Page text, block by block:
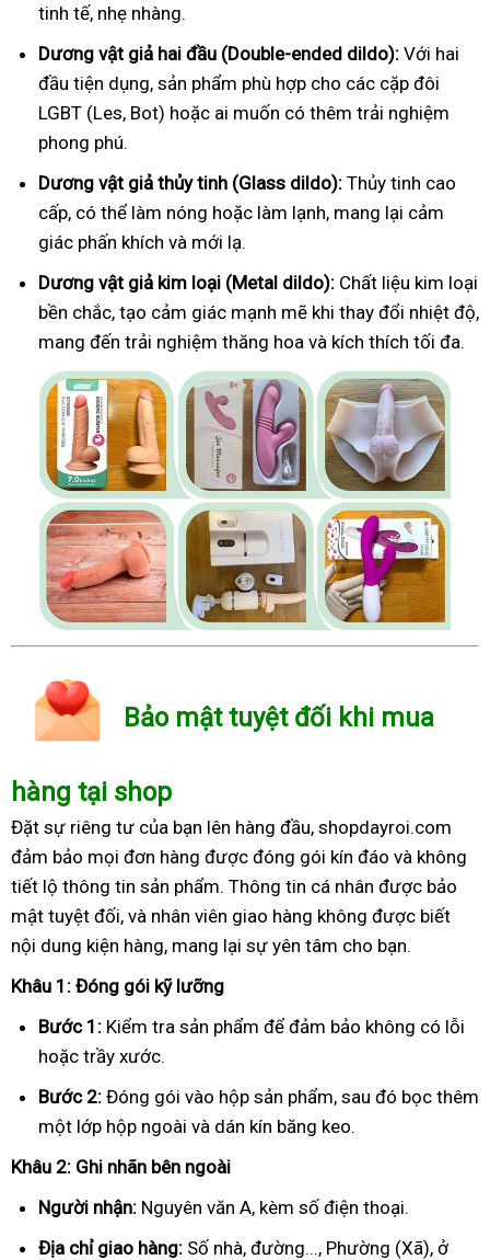
tinh tế, nhẹ nhàng.
Dương vật giả hai đầu (Double-ended dildo): Với hai
đầu tiện dụng, sản phẩm phù hợp cho các cặp đôi
LGBT (Les, Bot) hoặc ai muốn có thêm trải nghiệm
phong phú.
Dương vật giả thủy tinh (Glass dildo): Thủy tinh cao
cấp, có thể làm nóng hoặc làm lạnh, mang lại cảm
giác phấn khích và mới lạ.
Dương vật giả kim loại (Metal dildo): Chất liệu kim loại
bền chắc, tạo cảm giác mạnh mẽ khi thay đổi nhiệt độ,
mang đến trải nghiệm thăng hoa và kích thích tối đa.
Bảo mật tuyệt đối khi mua
hàng tại shop
Đặt sự riêng tư của bạn lên hàng đầu, shopdayroi.com
đảm bảo mọi đơn hàng được đóng gói kín đáo và không
tiết lộ thông tin sản phẩm. Thông tin cá nhân được bảo
mật tuyệt đối, và nhân viên giao hàng không được biết
nội dung kiện hàng, mang lại sự yên tâm cho bạn.
Khâu 1: Đóng gói kỹ lưỡng
Bước 1: Kiểm tra sản phẩm để đảm bảo không có lỗi
hoặc trầy xước.
Bước 2: Đóng gói vào hộp sản phẩm, sau đó bọc thêm
một lớp hộp ngoài và dán kín băng keo.
Khâu 2: Ghi nhãn bên ngoài
Người nhận: Nguyên văn A, kèm số điện thoại.
Địa chỉ giao hàng: Số nhà, đường..., Phường (Xã), ở